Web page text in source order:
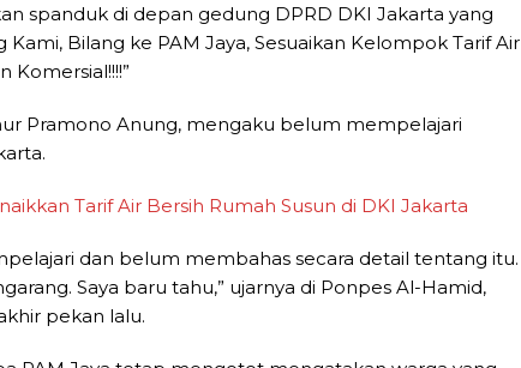
spanduk di depan gedung DPRD DKI Jakarta yang
Bilang ke PAM Jaya, Sesuaikan Kelompok Tarif Air
Komersial!!!!”
Pramono Anung, mengaku belum mempelajari
Tarif Air Bersih Rumah Susun di DKI Jakarta
dan belum membahas secara detail tentang itu.
Saya baru tahu,” ujarnya di Ponpes Al-Hamid,
pekan lalu.